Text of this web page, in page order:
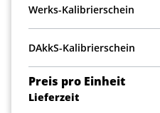
Werks-Kalibrierschein
DAkkS-Kalibrierschein
Preis pro Einheit
Lieferzeit